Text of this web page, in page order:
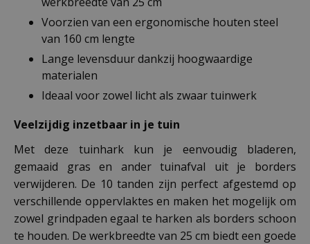
Voorzien van een ergonomische houten steel
van 160 cm lengte
Lange levensduur dankzij hoogwaardige
materialen
Ideaal voor zowel licht als zwaar tuinwerk
Veelzijdig inzetbaar in je tuin
Met deze tuinhark kun je eenvoudig bladeren,
gemaaid gras en ander tuinafval uit je borders
verwijderen. De 10 tanden zijn perfect afgestemd op
verschillende oppervlaktes en maken het mogelijk om
zowel grindpaden egaal te harken als borders schoon
te houden. De werkbreedte van 25 cm biedt een goede